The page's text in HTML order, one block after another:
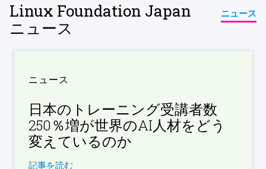
Linux Foundation Japan
ニュース
ニュース
ニュース
日本のトレーニング受講者数
250％増が世界のAI人材をどう
変えているのか
記事を読む